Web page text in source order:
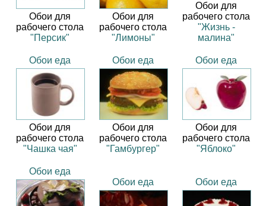
Обои для
рабочего стола
"Персик"
Обои для
рабочего стола
"Лимоны"
Обои для
рабочего стола
"Жизнь -
малина"
Обои еда
Обои для
рабочего стола
"Чашка чая"
Обои еда
Обои для
рабочего стола
"Гамбургер"
Обои еда
Обои для
рабочего стола
"Яблоко"
Обои еда
Обои еда Обои еда